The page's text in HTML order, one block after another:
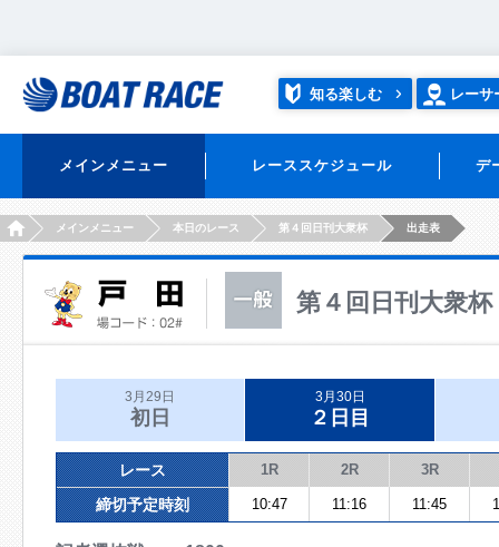
知る楽しむ レーサ
メインメニュー レーススケジュール デ
HOMEメインメニュー 本日のレース 第４回日刊大衆杯 出走表
第４回日刊大衆杯
3月29日
初日
3月30日
２日目
レース 1R 2R 3R
締切予定時刻 10:47 11:16 11:45